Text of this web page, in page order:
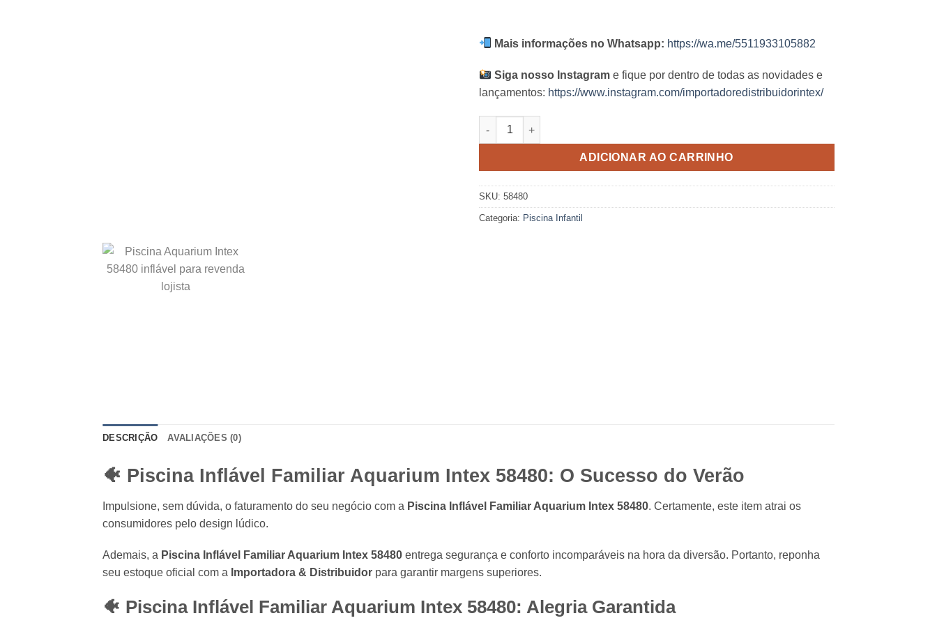
Mais informações no Whatsapp: https://wa.me/5511933105882
Siga nosso Instagram e fique por dentro de todas as novidades e
lançamentos: https://www.instagram.com/importadoredistribuidorintex/
Piscina Aquarium Intex - 360 Litros quantidade
ADICIONAR AO CARRINHO
SKU: 58480
Categoria: Piscina Infantil
DESCRIÇÃO AVALIAÇÕES (0)
🐠 Piscina Inflável Familiar Aquarium Intex 58480: O Sucesso do Verão
Impulsione, sem dúvida, o faturamento do seu negócio com a Piscina Inflável Familiar Aquarium Intex 58480. Certamente, este item atrai os
consumidores pelo design lúdico.
Ademais, a Piscina Inflável Familiar Aquarium Intex 58480 entrega segurança e conforto incomparáveis na hora da diversão. Portanto, reponha
seu estoque oficial com a Importadora & Distribuidor para garantir margens superiores.
🐠 Piscina Inflável Familiar Aquarium Intex 58480: Alegria Garantida